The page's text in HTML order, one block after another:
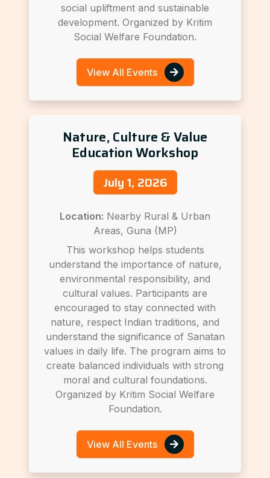
social upliftment and sustainable
development. Organized by Kritim
Social Welfare Foundation.
View All Events
Nature, Culture & Value
Education Workshop
July 1, 2026
Location: Nearby Rural & Urban
Areas, Guna (MP)
This workshop helps students
understand the importance of nature,
environmental responsibility, and
cultural values. Participants are
encouraged to stay connected with
nature, respect Indian traditions, and
understand the significance of Sanatan
values in daily life. The program aims to
create balanced individuals with strong
moral and cultural foundations.
Organized by Kritim Social Welfare
Foundation.
View All Events